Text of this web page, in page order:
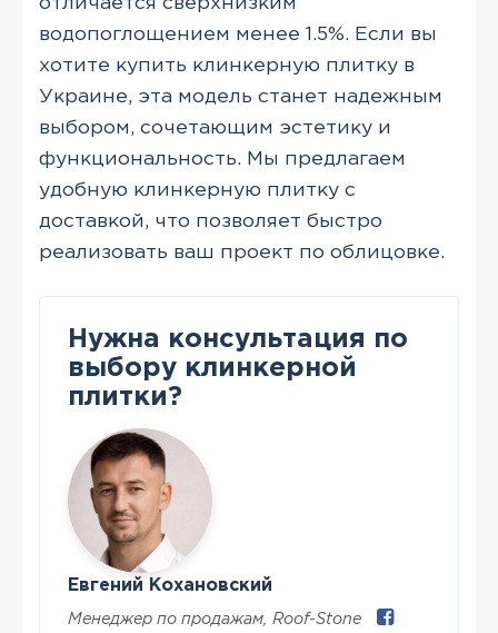
водопоглощением менее 1.5%. Если вы
хотите купить клинкерную плитку в
Украине, эта модель станет надежным
выбором, сочетающим эстетику и
функциональность. Мы предлагаем
удобную клинкерную плитку с
доставкой, что позволяет быстро
реализовать ваш проект по облицовке.
Нужна консультация по
выбору клинкерной
плитки?
Евгений Кохановский
Менеджер по продажам, Roof-Stone